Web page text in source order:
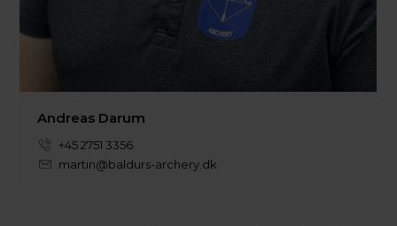
Andreas Darum
+45 2751 3356
martin@baldurs-archery.dk